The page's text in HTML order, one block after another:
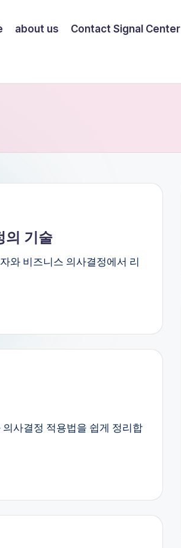
about us Contact Signal Center
의 기술
와 비즈니스 의사결정에서 리
사결정 적용법을 쉽게 정리합